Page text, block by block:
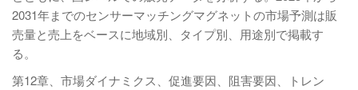
2031年までのセンサーマッチングマグネットの市場予測は販
売量と売上をベースに地域別、タイプ別、用途別で掲載す
る。
第12章、市場ダイナミクス、促進要因、阻害要因、トレン